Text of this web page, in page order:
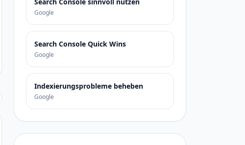
Google
Search Console Quick Wins
Google
Indexierungsprobleme beheben
Google